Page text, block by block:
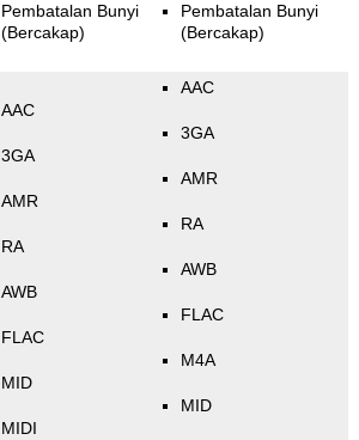
Pembatalan Bunyi
(Bercakap)
Pembatalan Bunyi
(Bercakap)
AAC
3GA
AMR
RA
AWB
FLAC
MID
MIDI
AAC
3GA
AMR
RA
AWB
FLAC
M4A
MID